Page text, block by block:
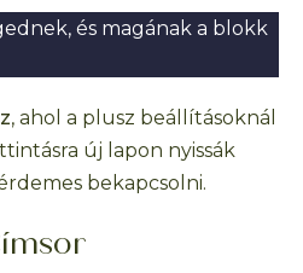
és magának a blokk
, ahol a plusz beállításoknál
új lapon nyissák
bekapcsolni.